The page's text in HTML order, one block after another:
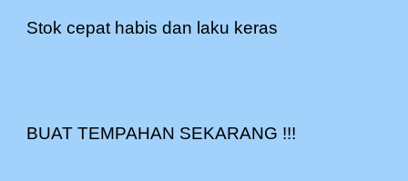
Stok cepat habis dan laku keras
BUAT TEMPAHAN SEKARANG !!!